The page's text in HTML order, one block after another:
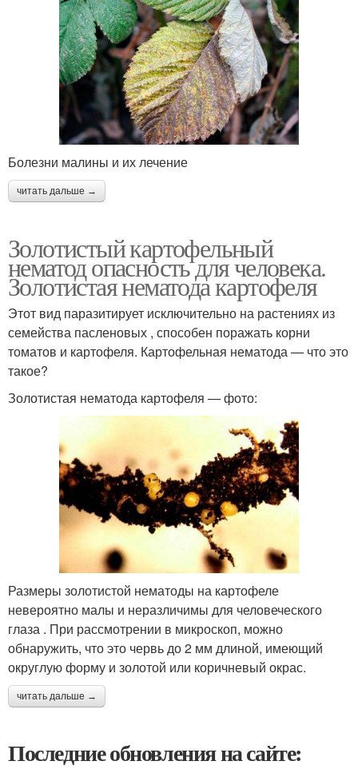
Болезни малины и их лечение
читать дальше →
Золотистый картофельный
нематод опасность для человека.
Золотистая нематода картофеля
Этот вид паразитирует исключительно на растениях из
семейства пасленовых , способен поражать корни
томатов и картофеля. Картофельная нематода — что это
такое?
Золотистая нематода картофеля — фото:
Размеры золотистой нематоды на картофеле
невероятно малы и неразличимы для человеческого
глаза . При рассмотрении в микроскоп, можно
обнаружить, что это червь до 2 мм длиной, имеющий
округлую форму и золотой или коричневый окрас.
читать дальше →
Последние обновления на сайте: